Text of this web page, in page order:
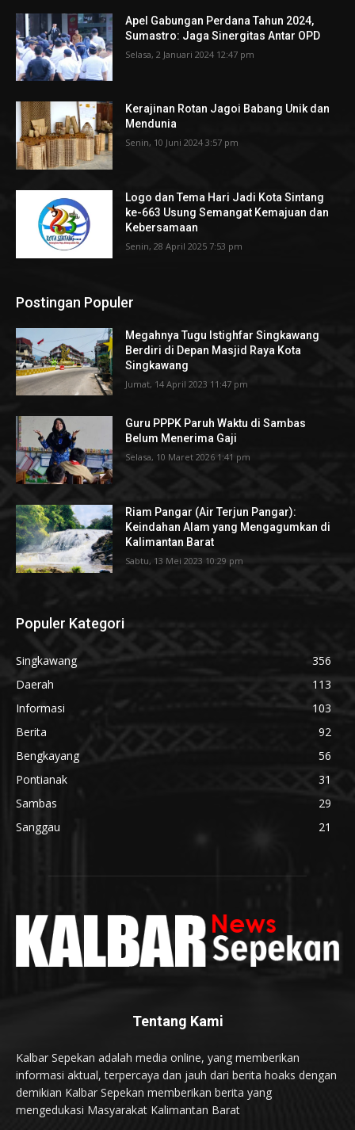
Apel Gabungan Perdana Tahun 2024,
Sumastro: Jaga Sinergitas Antar OPD
Selasa, 2 Januari 2024 12:47 pm
Kerajinan Rotan Jagoi Babang Unik dan
Mendunia
Senin, 10 Juni 2024 3:57 pm
Logo dan Tema Hari Jadi Kota Sintang
ke-663 Usung Semangat Kemajuan dan
Kebersamaan
Senin, 28 April 2025 7:53 pm
Postingan Populer
Megahnya Tugu Istighfar Singkawang
Berdiri di Depan Masjid Raya Kota
Singkawang
Jumat, 14 April 2023 11:47 pm
Guru PPPK Paruh Waktu di Sambas
Belum Menerima Gaji
Selasa, 10 Maret 2026 1:41 pm
Riam Pangar (Air Terjun Pangar):
Keindahan Alam yang Mengagumkan di
Kalimantan Barat
Sabtu, 13 Mei 2023 10:29 pm
Populer Kategori
Singkawang
356
Daerah
113
Informasi
103
Berita
92
Bengkayang
56
Pontianak
31
Sambas
29
Sanggau
21
Tentang Kami
Kalbar Sepekan adalah media online, yang memberikan
informasi aktual, terpercaya dan jauh dari berita hoaks dengan
demikian Kalbar Sepekan memberikan berita yang
mengedukasi Masyarakat Kalimantan Barat